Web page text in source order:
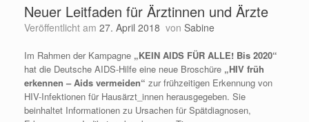
Neuer Leitfaden für Ärztinnen und Ärzte
Veröffentlicht am 27. April 2018 von Sabine
Im Rahmen der Kampagne „KEIN AIDS FÜR ALLE! Bis 2020“
hat die Deutsche AIDS-Hilfe eine neue Broschüre „HIV früh
erkennen – Aids vermeiden“ zur frühzeitigen Erkennung von
HIV-Infektionen für Hausärzt_innen herausgegeben. Sie
beinhaltet Informationen zu Ursachen für Spätdiagnosen,